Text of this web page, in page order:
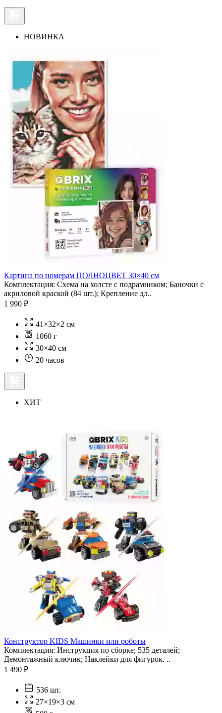
НОВИНКА
Картина по номерам ПОЛНОЦВЕТ 30×40 см
Комплектация: Схема на холсте с подрамником; Баночки с
акриловой краской (84 шт.); Крепление дл..
1 990 ₽
41×32×2 см
1060 г
30×40 см
20 часов
ХИТ
Конструктор KIDS Машинки или роботы
Комплектация: Инструкция по сборке; 535 деталей;
Демонтажный ключик; Наклейки для фигурок. ..
1 490 ₽
536 шт.
27×19×3 см